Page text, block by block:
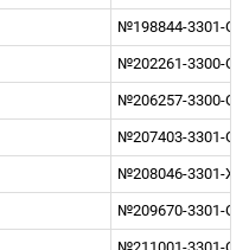
№198844-3301-
№202261-3300-
№206257-3300-
№207403-3301-
№208046-3301-
№209670-3301-